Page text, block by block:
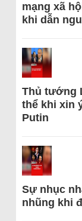
mạng xã
khi dẫn
Thủ tướng
thể khi xin
Putin
Sự nhục
nhũng khi